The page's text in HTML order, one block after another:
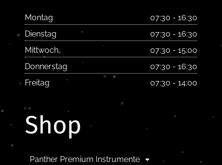
Montag
07:30 - 16:30
Dienstag
07:30 - 16:30
Mittwoch
07:30 - 15:00
Donnerstag
07:30 - 16:30
Freitag
07:30 - 14:00
Shop
Panther Premium Instrumente